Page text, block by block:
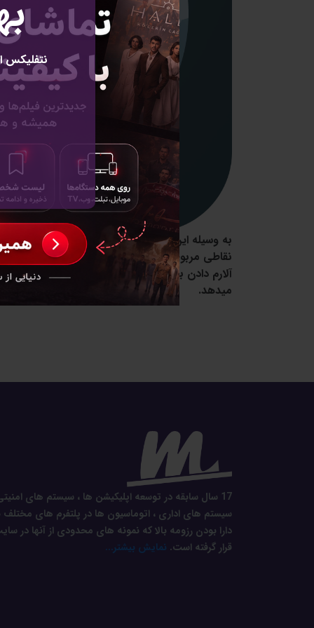
نتفلیکس
به وسیله این برنامه فروشگاه ها ، سازمان ها ،
نقاطی مربوط به خود را وارد کرده تا کاربران
آلارم دادن به کاربر اطلاع داده و کاربر را آگاه
میدهد.
17 سال سابقه در توسعه اپلیکیشن ها ، سیستم های
سیستم های اداری ، اتوماسیون ها در پلتفرم های مختلف
دارا بودن رزومه بالا که نمونه های محدودی از آنها در
قرار گرفته است. نمایش بیشتر...